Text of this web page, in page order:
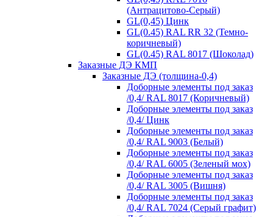
(Антрацитово-Серый)
GL(0,45) Цинк
GL(0.45) RAL RR 32 (Темно-
коричневый)
GL(0.45) RAL 8017 (Шоколад)
Заказные ДЭ КМП
Заказные ДЭ (толщина-0,4)
Доборные элементы под заказ
/0,4/ RAL 8017 (Коричневый)
Доборные элементы под заказ
/0,4/ Цинк
Доборные элементы под заказ
/0,4/ RAL 9003 (Белый)
Доборные элементы под заказ
/0,4/ RAL 6005 (Зеленый мох)
Доборные элементы под заказ
/0,4/ RAL 3005 (Вишня)
Доборные элементы под заказ
/0,4/ RAL 7024 (Серый графит)